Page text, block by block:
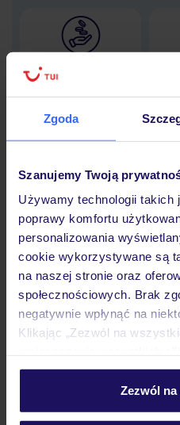
Zgoda
Szanujemy Twoją
Używamy technologii takich
poprawy komfortu
personalizowania
cookie wykorzystywane są
na naszej stronie oraz
społecznościowych. Brak
negatywnie wpłynąć na
Klikając „Zezwól na
personalizować swój wybór
Szczegółowe informacje o
Zezwól
Hotel
Opinie
Pokoje
Atrakcje